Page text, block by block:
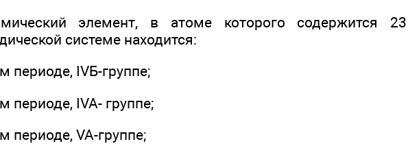
элемент, в атоме которого содержится
системе находится:
периоде, IVБ-группе;
периоде, IVA- группе;
периоде, VA-группе;